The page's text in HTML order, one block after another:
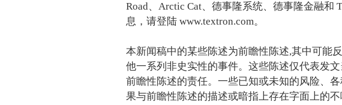
Road、Arctic Cat、德事隆系统、德事隆金融和
息，请登陆 www.textron.com。
本新闻稿中的某些陈述为前瞻性陈述,其中可能
他一系列非史实性的事件。这些陈述仅代表发
前瞻性陈述的责任。一些已知或未知的风险、
果与前瞻性陈述的描述或暗指上存在字面上的